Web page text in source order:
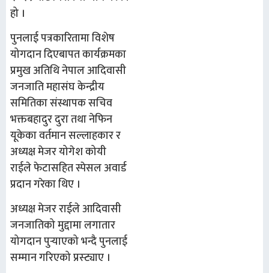
हो ।
पुनलाई पत्रकारितामा विशेष
योगदान दिएबापत कार्यक्रमका
प्रमुख अतिथि नेपाल आदिवासी
जनजाति महासंघ केन्द्रीय
समितिका संस्थापक सचिव
भक्तबहादुर दुरा तथा नेफिन
यूकेका वर्तमान सल्लाहकार र
अध्यक्ष मेजर योगेश कोयी
राईले फेटासहित स्पेसल अवार्ड
प्रदान गरेका थिए ।
अध्यक्ष मेजर राईले आदिवासी
जनजातिको मुद्दामा लगातार
योगदान पुर्‍याएको भन्दै पुनलाई
सम्मान गरिएको प्रस्ट्याए ।